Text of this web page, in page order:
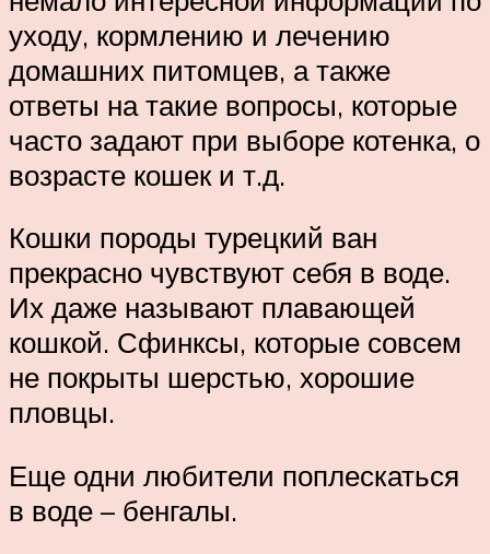
уходу, кормлению и лечению
домашних питомцев, а также
ответы на такие вопросы, которые
часто задают при выборе котенка, о
возрасте кошек и т.д.
Кошки породы турецкий ван
прекрасно чувствуют себя в воде.
Их даже называют плавающей
кошкой. Сфинксы, которые совсем
не покрыты шерстью, хорошие
пловцы.
Еще одни любители поплескаться
в воде – бенгалы.